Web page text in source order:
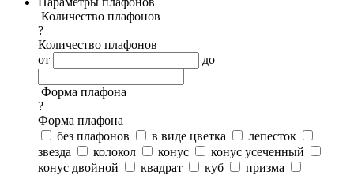
Количество плафонов
?
Количество плафонов
от
до
Форма плафона
?
Форма плафона
без плафонов
в виде цветка
лепесток
звезда
колокол конус
конус усеченный
конус двойной
квадрат куб
призма